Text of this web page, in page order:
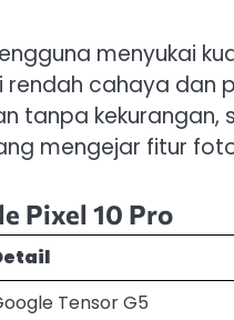
menyukai
rendah cahaya dan
tanpa
mengejar fitur
Pixel 10 Pro
Tensor G5